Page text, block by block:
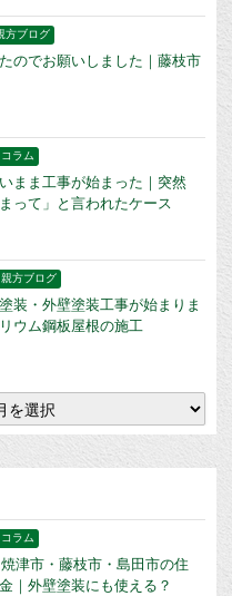
方ブログ
のでお願いしました｜藤枝市
コラム
まま工事が始まった｜突然
って」と言われたケース
親方ブログ
装・外壁塗装工事が始まりま
ウム鋼板屋根の施工
コラム
焼津市・藤枝市・島田市の住
｜外壁塗装にも使える？